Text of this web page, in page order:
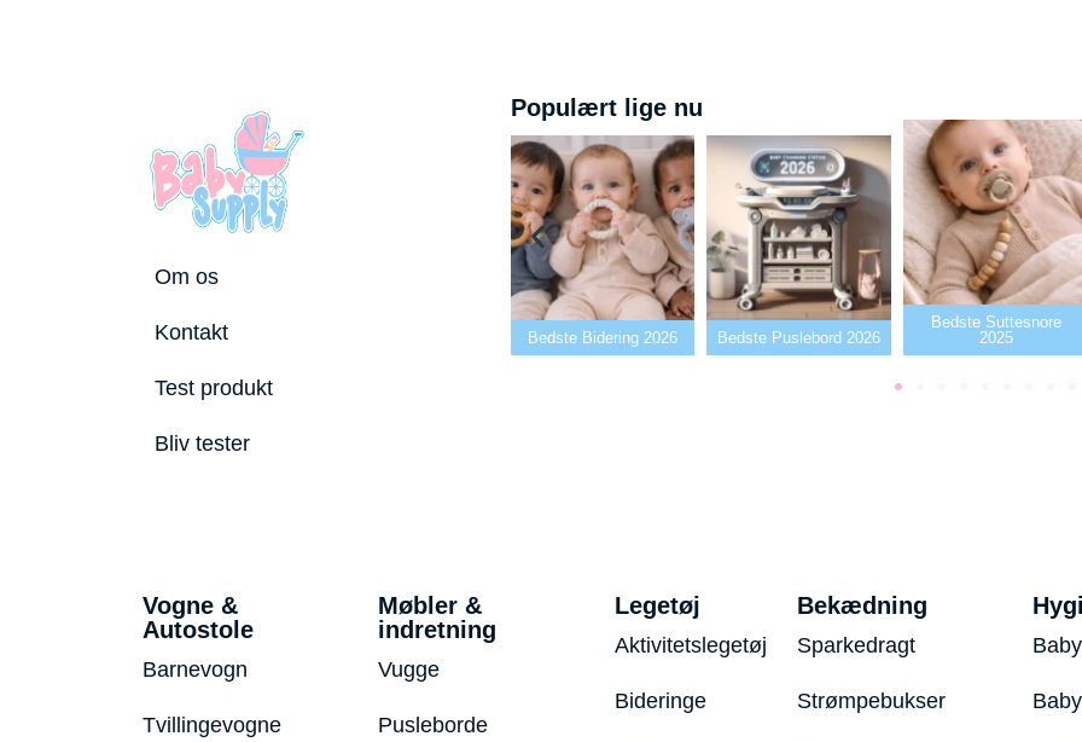
Om os
Kontakt
Test produkt
Bliv tester
Populært lige nu
Bedste tremmeseng
2026
Bedste Bidering 2026 Bedste Puslebord 2026
Bedste Suttesnore
2025
Vogne &
Autostole
Barnevogn
Tvillingevogne
Møbler &
indretning
Vugge
Pusleborde
Legetøj
Aktivitetslegetøj
Bideringe
Bekædning
Sparkedragt
Strømpebukser